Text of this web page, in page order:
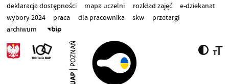
Przejdź do treści
deklaracja dostępności mapa uczelni rozkład zajęć
e-dziekanat
wybory 2024
praca dla pracownika skw
przetargi
archiwum